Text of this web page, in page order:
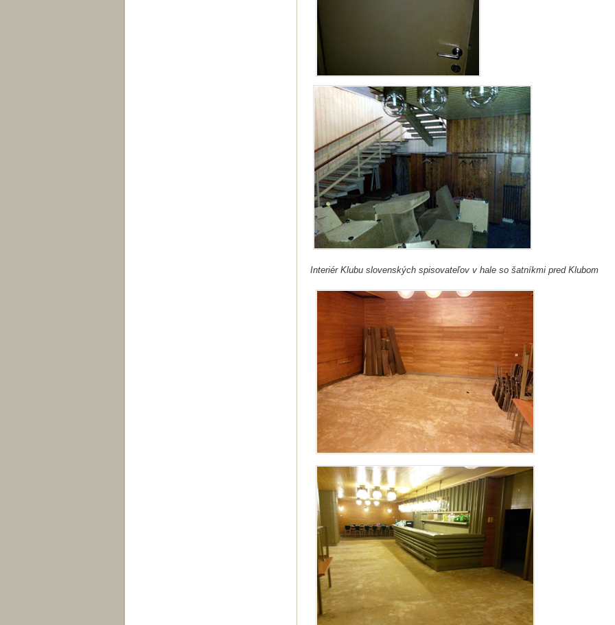
Interiér Klubu slovenských spisovateľov v hale so šatníkmi pred Klubom